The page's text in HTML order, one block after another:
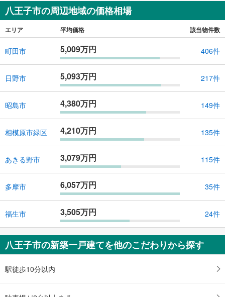
八王子市の周辺地域の価格相場
エリア 平均価格 該当物件数
町田市 5,009万円 406件
日野市 5,093万円 217件
昭島市 4,380万円 149件
相模原市緑区 4,210万円 135件
あきる野市 3,079万円 115件
多摩市 6,057万円 35件
福生市 3,505万円 24件
八王子市の新築一戸建てを他のこだわりから探す
駅徒歩10分以内